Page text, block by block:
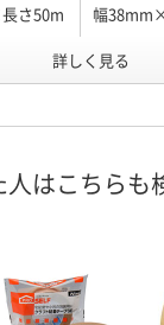
さ50m 幅
黄土（茶）
ただけ
現在ご
詳しく見る
はこちらも